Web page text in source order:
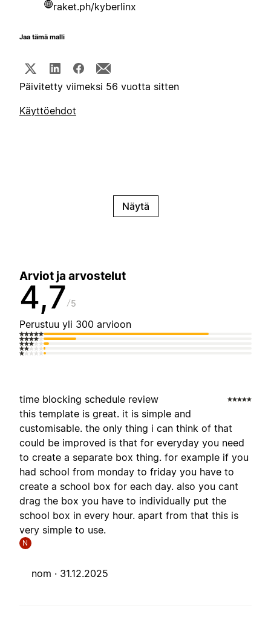
raket.ph/kyberlinx
Jaa tämä malli
Päivitetty viimeksi 56 vuotta sitten
Käyttöehdot
Näytä
Arviot ja arvostelut
4,7 5
Perustuu yli 300 arvioon
time blocking schedule review
this template is great. it is simple and
customisable. the only thing i can think of that
could be improved is that for everyday you need
to create a separate box thing. for example if you
had school from monday to friday you have to
create a school box for each day. also you cant
drag the box you have to individually put the
school box in every hour. apart from that this is
very simple to use.
N
nom · 31.12.2025